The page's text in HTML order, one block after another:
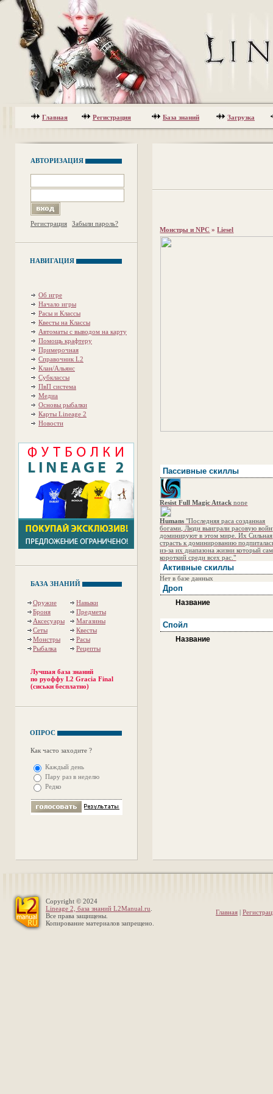
Главная Регистрация База знаний Загрузка
АВТОРИЗАЦИЯ
Регистрация Забыли пароль?
НАВИГАЦИЯ
Об игре
Начало игры
Расы и Классы
Квесты на Классы
Автоматы с выводом на карту
Помощь крафтеру
Примерочная
Справочник L2
Клан/Альянс
Субклассы
ПвП система
Медиа
Основы рыбалки
Карты Lineage 2
Новости
БАЗА ЗНАНИЙ
Оружие
Навыки
Броня
Предметы
Аксесуары
Магазины
Сеты
Квесты
Монстры
Расы
Рыбалка
Рецепты
Лучшая база знаний
по руоффу L2 Gracia Final
(сиськи бесплатно)
ОПРОС
Как часто заходите ?
Каждый день
Пару раз в неделю
Редко
Монстры и NPC »Liesel
Пассивные скиллы
Resist Full Magic Attack none
Humans "Последняя раса созданная
богами, Люди выиграли расовую
доминируют в этом мире. Их Сильная
страсть к доминированию
из-за их диапазона жизни который
короткий среди всех рас."
Активные скиллы
Нет в базе данных
Дроп
Название
Спойл
Название
Copyright © 2024
Lineage 2, база знаний L2Manual.ru
Все права защищены.
Копирование материалов запрещено.
Главная |